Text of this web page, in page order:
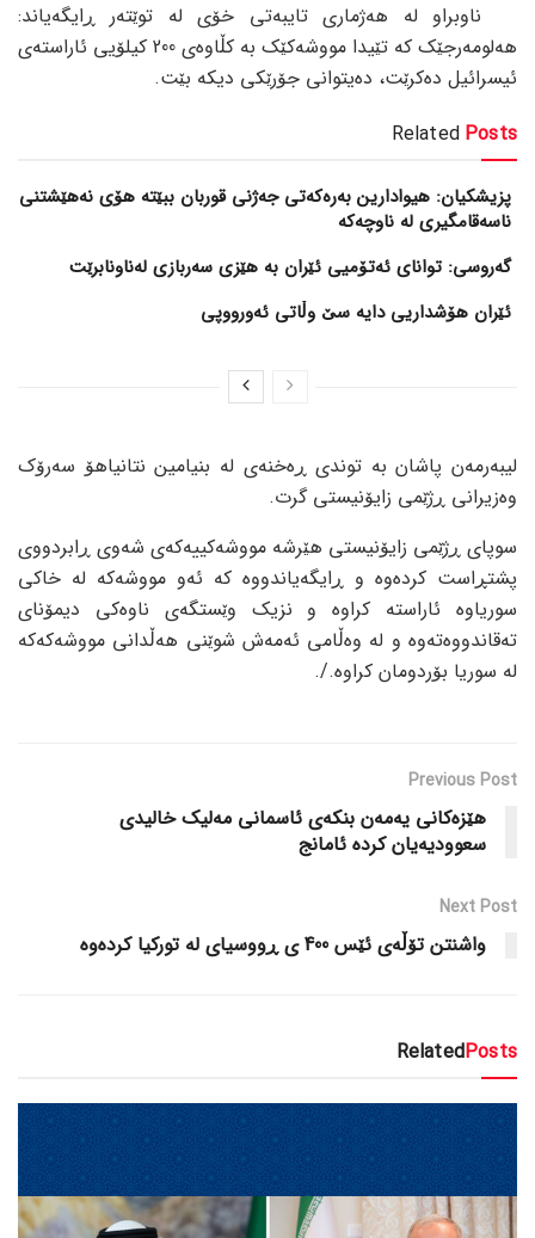
ناوبراو لە هەژماری تایبەتی خۆی لە توێتەر ڕایگەیاند:
هەلومەرجێک کە تێیدا مووشەکێک بە کڵاوەی 200 کیلۆیی ئاراستەی
ئیسرائیل دەکرێت، دەیتوانی جۆرێکی دیکە بێت.
Related Posts
پزیشکیان: هیوادارین بەرەکەتی جەژنی قوربان ببێتە هۆی نەهێشتنی
ناسەقامگیری لە ناوچەکە
گەروسی: توانای ئەتۆمیی ئێران بە هێزی سەربازی لەناونابرێت
ئێران هۆشداریی دایە سێ وڵاتی ئەورووپی
لیبەرمەن پاشان بە توندی ڕەخنەی لە بنیامین نتانیاهۆ سەرۆک
وەزیرانی ڕژێمی زایۆنیستی گرت.
سوپای ڕژێمی زایۆنیستی هێرشە مووشەکییەکەی شەوی ڕابردووی
پشتڕاست کردەوە و ڕایگەیاندووە کە ئەو مووشەکە لە خاکی
سوریاوە ئاراستە کراوە و نزیک وێستگەی ناوەکی دیمۆنای
تەقاندووەتەوە و لە وەڵامی ئەمەش شوێنی هەڵدانی مووشەکەکە
لە سوریا بۆردومان کراوە./.
Previous Post
هێزەکانی یەمەن بنکەی ئاسمانی مەلیک خالیدی
سعوودیەیان کردە ئامانج
Next Post
واشنتن تۆڵەی ئێس 400 ی ڕووسیای لە تورکیا کردەوە
RelatedPosts